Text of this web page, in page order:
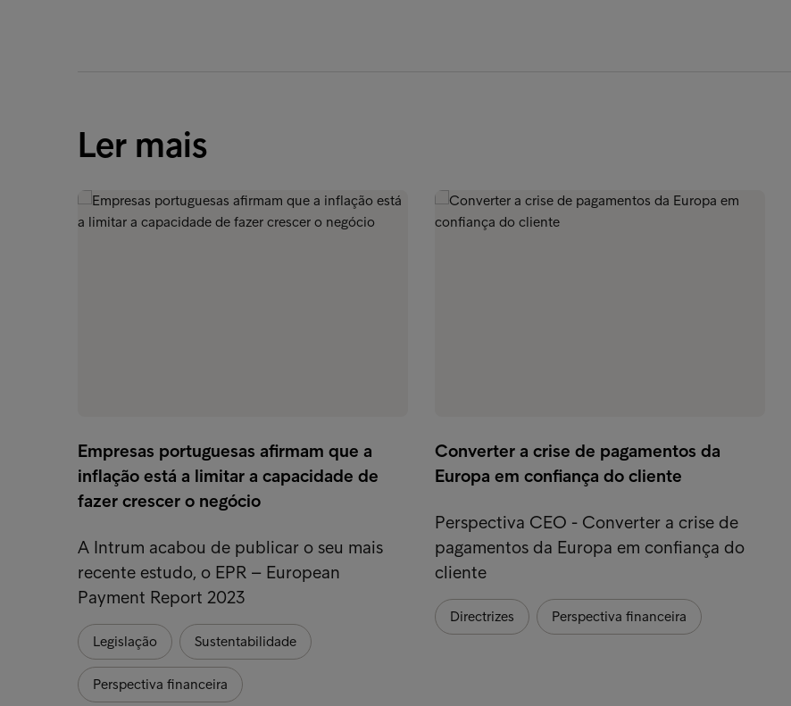
Ler mais
Empresas portuguesas afirmam que a
inflação está a limitar a capacidade de
fazer crescer o negócio
A Intrum acabou de publicar o seu mais
recente estudo, o EPR – European
Payment Report 2023
Legislação Sustentabilidade
Perspectiva financeira
Converter a crise de pagamentos da
Europa em confiança do cliente
Perspectiva CEO - Converter a crise de
pagamentos da Europa em confiança do
cliente
Directrizes Perspectiva financeira